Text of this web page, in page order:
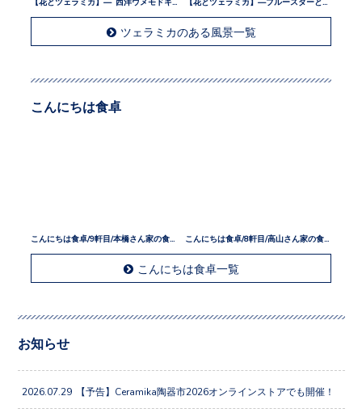
ツェラミカのある風景一覧
こんにちは食卓
こんにちは食卓一覧
お知らせ